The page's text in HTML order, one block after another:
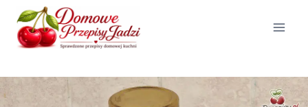
Przejdź
treści